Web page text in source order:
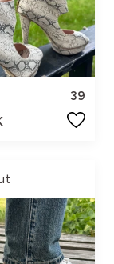
39